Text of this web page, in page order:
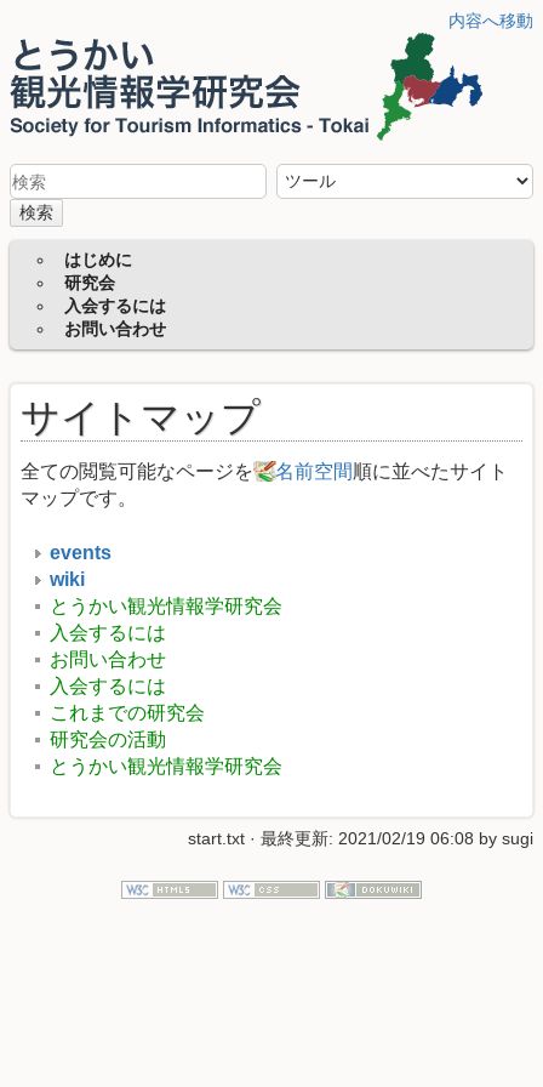
内容へ移動
検索
はじめに
研究会
入会するには
お問い合わせ
サイトマップ
全ての閲覧可能なページを 名前空間順に並べたサイト
マップです。
events
wiki
とうかい観光情報学研究会
入会するには
お問い合わせ
入会するには
これまでの研究会
研究会の活動
とうかい観光情報学研究会
start.txt · 最終更新: 2021/02/19 06:08 by sugi